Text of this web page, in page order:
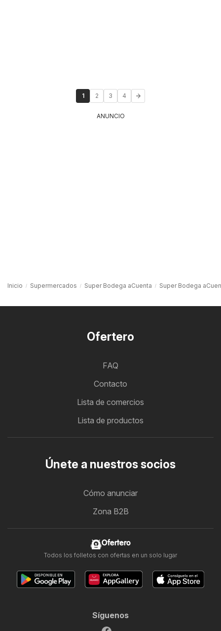
1 2 3 4
ANUNCIO
Inicio Supermercados Super Bodega aCuenta Super Bodega
Ofertero
FAQ
Contacto
Lista de comercios
Lista de productos
Únete a nuestros socios
Cómo anunciar
Zona B2B
Ofertero
Todos los folletos con ofertas en un solo lugar
Síguenos